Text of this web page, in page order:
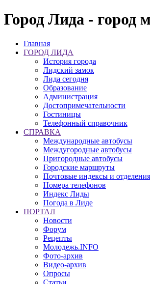
Город Лида - город
Главная
ГОРОД ЛИДА
История города
Лидский замок
Лида сегодня
Образование
Администрация
Достопримечательности
Гостиницы
Телефонный справочник
СПРАВКА
Международные автобусы
Междугородные автобусы
Пригородные автобусы
Городские маршруты
Почтовые индексы и отделения
Номера телефонов
Индекс Лиды
Погода в Лиде
ПОРТАЛ
Новости
Форум
Рецепты
Молодежь.INFO
Фото-архив
Видео-архив
Опросы
Статьи